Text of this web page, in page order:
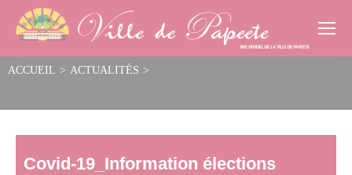
ACCUEIL > ACTUALITÉS >
Covid-19_Information élections
Cookies management panel